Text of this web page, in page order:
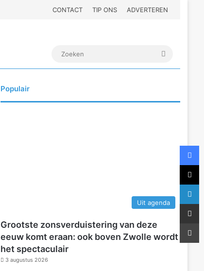
CONTACT TIP ONS ADVERTEREN
Populair
Uit agenda
Grootste zonsverduistering van deze
eeuw komt eraan: ook boven Zwolle wordt
het spectaculair
3 augustus 2026